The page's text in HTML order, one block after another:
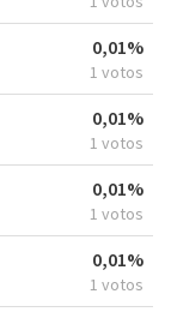
0,01%
1 votos
0,01%
1 votos
0,01%
1 votos
0,01%
1 votos